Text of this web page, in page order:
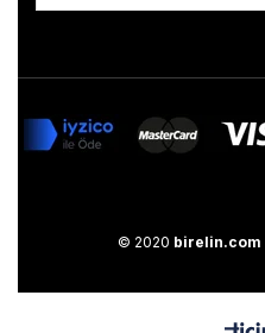
© 2020 birelin.com